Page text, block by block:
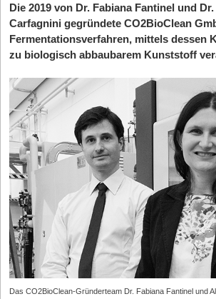
Die 2019 von Dr. Fabiana Fantinel und
Carfagnini gegründete CO2BioClean
Fermentationsverfahren, mittels dessen
zu biologisch abbaubarem Kunststoff
Das CO2BioClean-Gründerteam Dr. Fabiana Fantinel und